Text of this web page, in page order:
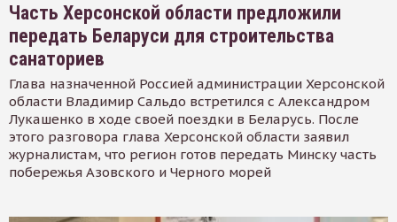
Часть Херсонской области предложили
передать Беларуси для строительства
санаториев
Глава назначенной Россией администрации Херсонской
области Владимир Сальдо встретился с Александром
Лукашенко в ходе своей поездки в Беларусь. После
этого разговора глава Херсонской области заявил
журналистам, что регион готов передать Минску часть
побережья Азовского и Черного морей